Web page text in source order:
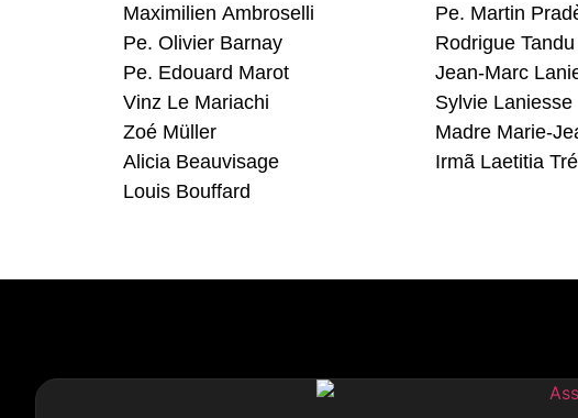
Maximilien Ambroselli
Pe. Olivier Barnay
Pe. Edouard Marot
Vinz Le Mariachi
Zoé Müller
Alicia Beauvisage
Louis Bouffard
Pe. Martin
Rodrigue Tandu
Jean-Marc
Sylvie Laniesse
Madre Marie-
Irmã Laetitia